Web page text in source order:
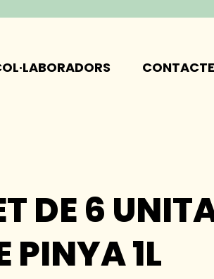
CONTACTE
DE 6
PINYA 1L